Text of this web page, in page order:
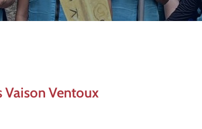
Vaison Ventoux